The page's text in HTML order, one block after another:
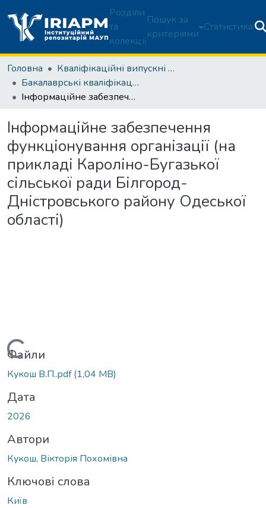
Розділи
та
колекції
Пошук за
критеріями
Статистика
Головна
Кваліфікаційні випускні роботи здобувачів вищої освіти
Бакалаврські кваліфікаційні роботи
Інформаційне забезпечення функціонування організації (на прикладі Кароліно-Бугазької сільської ради Білгород-Дністровського району Одеської області)
Інформаційне забезпечення
функціонування організації (на
прикладі Кароліно-Бугазької
сільської ради Білгород-
Дністровського району Одеської
області)
Вантажиться...
Файли
Кукош В.П..pdf(1,04 MB)
Дата
2026
Автори
Кукош, Вікторія Похомівна
Ключові слова
Київ